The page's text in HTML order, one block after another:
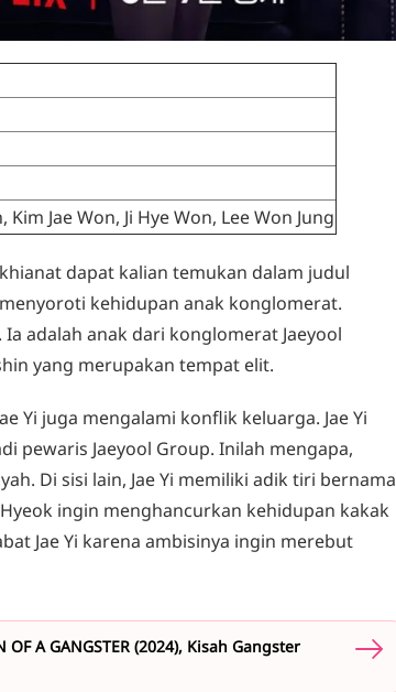
Kim Jae Won, Ji Hye Won, Lee Won Jung
dapat kalian temukan dalam judul
kehidupan anak konglomerat.
Ia adalah anak dari konglomerat Jaeyool
yang merupakan tempat elit.
Yi juga mengalami konflik keluarga. Jae Yi
pewaris Jaeyool Group. Inilah mengapa,
Di sisi lain, Jae Yi memiliki adik tiri bernama
Hyeok ingin menghancurkan kehidupan kakak
Jae Yi karena ambisinya ingin merebut
OF A GANGSTER (2024), Kisah Gangster